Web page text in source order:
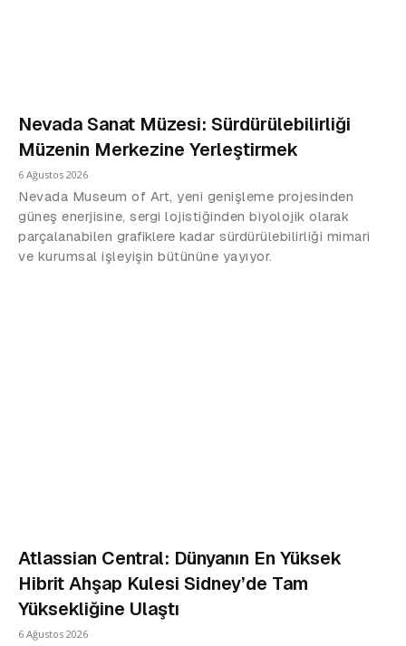
Nevada Sanat Müzesi: Sürdürülebilirliği
Müzenin Merkezine Yerleştirmek
6 Ağustos 2026
Nevada Museum of Art, yeni genişleme projesinden
güneş enerjisine, sergi lojistiğinden biyolojik olarak
parçalanabilen grafiklere kadar sürdürülebilirliği mimari
ve kurumsal işleyişin bütününe yayıyor.
Atlassian Central: Dünyanın En Yüksek
Hibrit Ahşap Kulesi Sidney’de Tam
Yüksekliğine Ulaştı
6 Ağustos 2026